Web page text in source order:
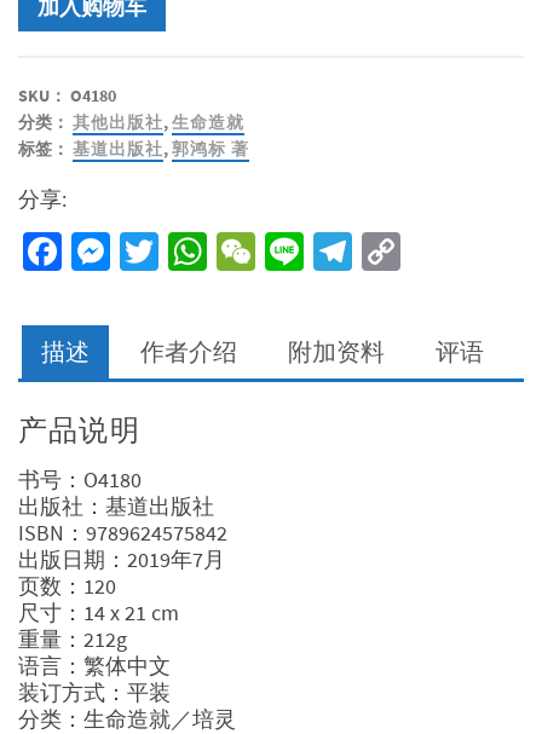
徒
的
陶
造
认
识
作
代
价
数
量
加入购物车
SKU： O4180
分类： 其他出版社,生命造就
标签： 基道出版社,郭鸿标 著
分享:
Facebook
Messenger
Twitter
WhatsApp
WeChat
LineTelegram
描述 作者介绍 附加资料 评语
产品说明
书号：O4180
出版社：基道出版社
ISBN：9789624575842
出版日期：2019年7月
页数：120
尺寸：14 x 21 cm
重量：212g
语言：繁体中文
装订方式：平装
分类：生命造就／培灵